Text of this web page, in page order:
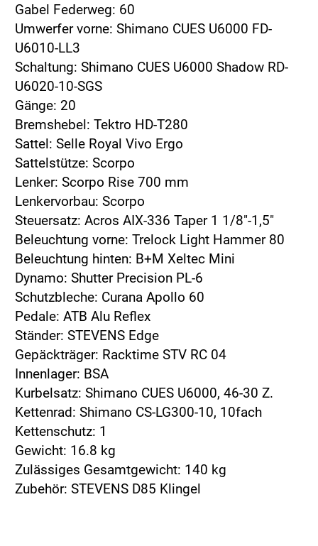
Gabel Federweg: 60
Umwerfer vorne: Shimano CUES U6000 FD-
U6010-LL3
Schaltung: Shimano CUES U6000 Shadow RD-
U6020-10-SGS
Gänge: 20
Bremshebel: Tektro HD-T280
Sattel: Selle Royal Vivo Ergo
Sattelstütze: Scorpo
Lenker: Scorpo Rise 700 mm
Lenkervorbau: Scorpo
Steuersatz: Acros AIX-336 Taper 1 1/8"-1,5"
Beleuchtung vorne: Trelock Light Hammer 80
Beleuchtung hinten: B+M Xeltec Mini
Dynamo: Shutter Precision PL-6
Schutzbleche: Curana Apollo 60
Pedale: ATB Alu Reflex
Ständer: STEVENS Edge
Gepäckträger: Racktime STV RC 04
Innenlager: BSA
Kurbelsatz: Shimano CUES U6000, 46-30 Z.
Kettenrad: Shimano CS-LG300-10, 10fach
Kettenschutz: 1
Gewicht: 16.8 kg
Zulässiges Gesamtgewicht: 140 kg
Zubehör: STEVENS D85 Klingel